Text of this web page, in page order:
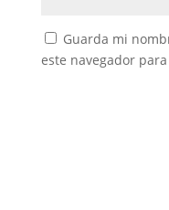
Guarda mi
este navegador